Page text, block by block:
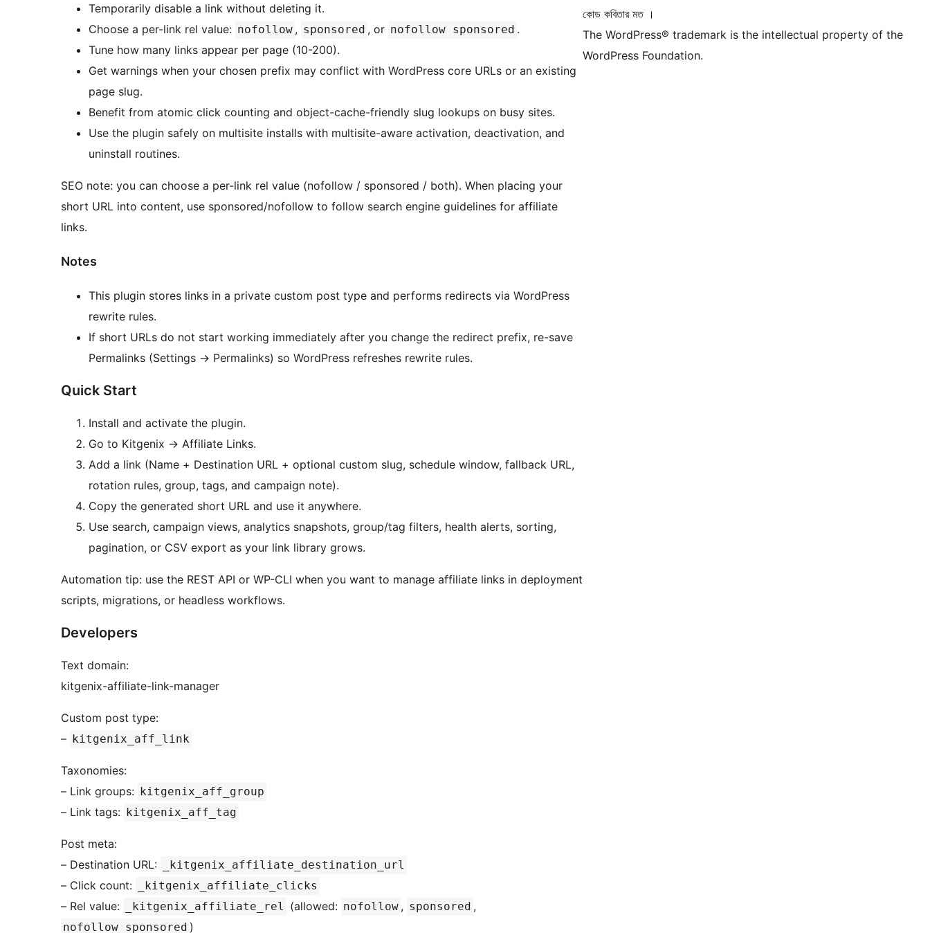
Temporarily disable a link without deleting it.
Choose a per-link rel value: nofollow , sponsored , or nofollow sponsored .
Tune how many links appear per page (10-200).
Get warnings when your chosen prefix may conflict with WordPress core URLs or an existing
page slug.
Benefit from atomic click counting and object-cache-friendly slug lookups on busy sites.
Use the plugin safely on multisite installs with multisite-aware activation, deactivation, and
uninstall routines.
SEO note: you can choose a per-link rel value (nofollow / sponsored / both). When placing your
short URL into content, use sponsored/nofollow to follow search engine guidelines for affiliate
links.
Notes
This plugin stores links in a private custom post type and performs redirects via WordPress
rewrite rules.
If short URLs do not start working immediately after you change the redirect prefix, re-save
Permalinks (Settings → Permalinks) so WordPress refreshes rewrite rules.
Quick Start
Install and activate the plugin.
Go to Kitgenix → Affiliate Links.
Add a link (Name + Destination URL + optional custom slug, schedule window, fallback URL,
rotation rules, group, tags, and campaign note).
Copy the generated short URL and use it anywhere.
Use search, campaign views, analytics snapshots, group/tag filters, health alerts, sorting,
pagination, or CSV export as your link library grows.
Automation tip: use the REST API or WP-CLI when you want to manage affiliate links in deployment
scripts, migrations, or headless workflows.
Developers
Text domain:
kitgenix-affiliate-link-manager
Custom post type:
– kitgenix_aff_link
Taxonomies:
– Link groups: kitgenix_aff_group
– Link tags: kitgenix_aff_tag
Post meta:
– Destination URL:
_kitgenix_affiliate_destination_url
– Click count: _kitgenix_affiliate_clicks
– Rel value: _kitgenix_affiliate_rel (allowed: nofollow , sponsored ,
nofollow sponsored )
কোড কবিতার মত ।
The WordPress® trademark is the intellectual property of the
WordPress Foundation.